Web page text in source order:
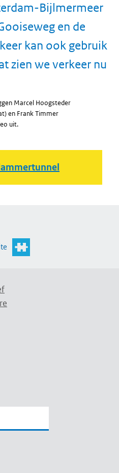
Bijlmermeer
en de
kan ook gebruik
zien we verkeer nu
Marcel Hoogsteder
en Frank Timmer
uit.